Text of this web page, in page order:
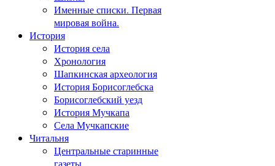
Именные списки. Первая
мировая война.
История
История села
Хронология
Шапкинская археология
История Борисоглебска
Борисоглебский уезд
История Мучкапа
Села Мучкапские
Читальня
Центральные старинные
газеты